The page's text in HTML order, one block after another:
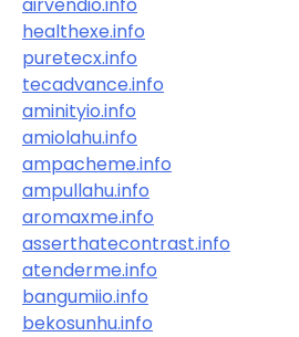
healthexe.info
puretecx.info
tecadvance.info
aminityio.info
amiolahu.info
ampacheme.info
ampullahu.info
aromaxme.info
asserthatecontrast.info
atenderme.info
bangumiio.info
bekosunhu.info